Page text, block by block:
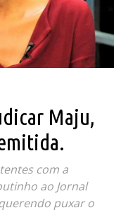
Maju,
com a
ao Jornal
puxar o